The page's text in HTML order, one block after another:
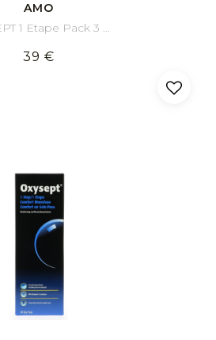
AMO
OXYSEPT 1 Etape Pack 3 x 300 ml
39 €